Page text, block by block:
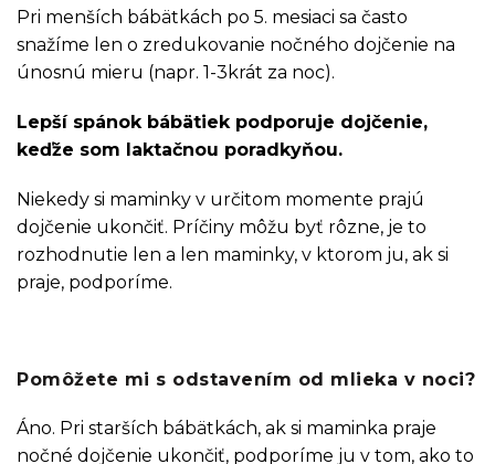
Pri menších bábätkách po 5. mesiaci sa často
snažíme len o zredukovanie nočného dojčenie na
únosnú mieru (napr. 1-3krát za noc).
Lepší spánok bábätiek podporuje dojčenie,
keďže som laktačnou poradkyňou.
Niekedy si maminky v určitom momente prajú
dojčenie ukončiť. Príčiny môžu byť rôzne, je to
rozhodnutie len a len maminky, v ktorom ju, ak si
praje, podporíme.
Pomôžete mi s odstavením od mlieka v noci?
Áno. Pri starších bábätkách, ak si maminka praje
nočné dojčenie ukončiť, podporíme ju v tom, ako to